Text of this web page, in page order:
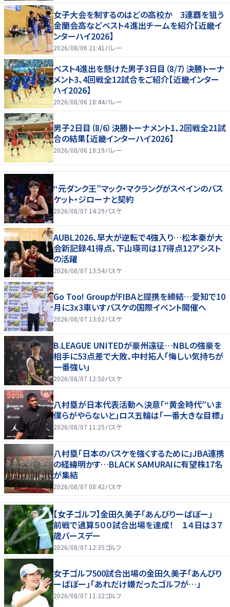
女子大会を制するのはどの高校か 3連覇を狙う
金蘭会高などベスト４進出チームを紹介【近畿イ
ンターハイ2026】
2026/08/06 21:41 バレー
ベスト4進出を懸けた男子3日目（8/7）決勝トーナ
メント3、4回戦全12試合をご紹介【近畿インター
ハイ2026】
2026/08/06 18:44バレー
男子2日目（8/6）決勝トーナメント1、2回戦全21試
合の結果【近畿インターハイ2026】
2026/08/06 18:19バレー
“元ダンク王”マック・マクラングがスペインのバス
ケット・ジローナと契約
2026/08/07 14:29バスケ
AUBL2026、早大が逆転で4強入り…松本秦が大
会新記録41得点、下山瑛司は17得点12アシスト
の活躍
2026/08/07 13:54バスケ
Go Too! GroupがFIBAと提携を締結…愛知で10
月に3x3車いすバスケの国際イベント開催へ
2026/08/07 13:02バスケ
B.LEAGUE UNITEDが豪州遠征…NBLの強豪を
相手に53点差で大敗、中村拓人「悔しい気持ちが
一番強い」
2026/08/07 12:50バスケ
八村塁が日本代表活動へ決意「“黄金時代”いま
僕らがやらないと」ロス五輪は「一番大きな目標」
2026/08/07 11:25バスケ
八村塁「日本のバスケを強くするために」JBA連携
の経緯明かす…BLACK SAMURAIに有望株17名
が集結
2026/08/07 08:42バスケ
【女子ゴルフ】金田久美子「あんびりーばぼー」
前戦で通算５００試合出場を達成！ １４日は３７
歳バースデー
2026/08/07 12:35ゴルフ
女子ゴルフ500試合出場の金田久美子「あんびり
ーばぼー」「あれだけ嫌だったゴルフが…」
2026/08/07 11:32ゴルフ